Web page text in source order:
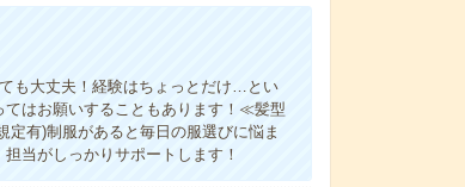
も大丈夫！経験はちょっとだけ…とい
はお願いすることもあります！≪髪型
有)制服があると毎日の服選びに悩ま
当がしっかりサポートします！